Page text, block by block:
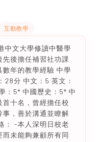
互動教學
中文大學修讀中醫學
後擔任補習社功課
年的教學經驗 中學
28分 中文：5 英文：
：5* 中國歷史：5* 中
十名，曾經擔任校
事，善於溝通並瞭解
： -本人深明日校老
未能夠兼顧所有同